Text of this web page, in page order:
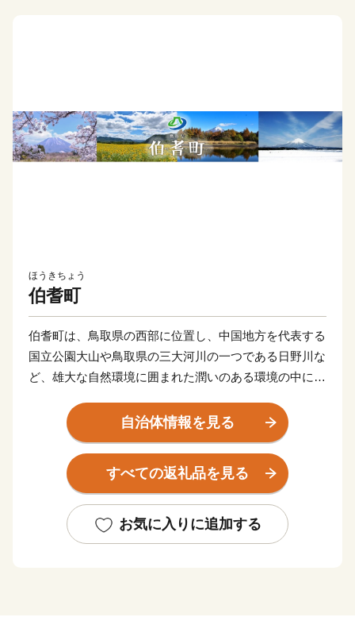
ほうきちょう
伯耆町
伯耆町は、鳥取県の西部に位置し、中国地方を代表する
国立公園大山や鳥取県の三大河川の一つである日野川な
ど、雄大な自然環境に囲まれた潤いのある環境の中にの
伯耆町では、『ふるさと納税』（寄附金）を活用し
て“大山（別名「伯耆富士」）の環境保全と活性化”や“地
域コミュニティ環境整備”などの取組みをおこなってい
してください。
自治体情報を見る
すべての返礼品を見る
お気に入りに追加する